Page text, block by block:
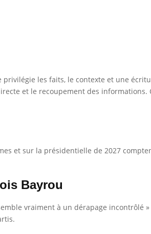
les faits, le contexte et une
et le recoupement des
et sur la présidentielle de 2027
Bayrou
vraiment à un dérapage incontrôlé